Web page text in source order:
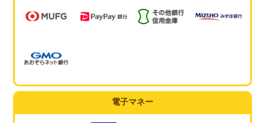
電子マネー